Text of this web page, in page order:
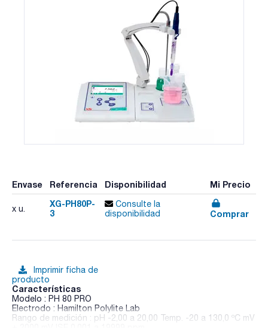
Envase Referencia Disponibilidad Mi Precio
x u.
XG-PH80P-
3
Consulte la
disponibilidad
Comprar
Imprimir ficha de
producto
Características
Modelo : PH 80 PRO
Electrodo : Hamilton Polylite Lab
Rango de medición : pH -2,00 a 20,00 Temp. -20 a 130,0 ºC mV